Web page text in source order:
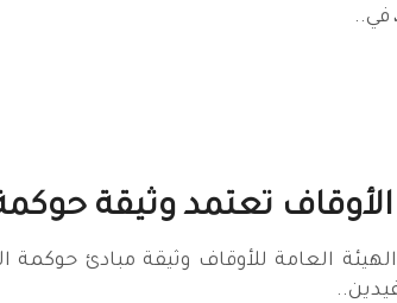
في..
تعتمد وثيقة
العامة للأوقاف وثيقة مبادئ حوكمة